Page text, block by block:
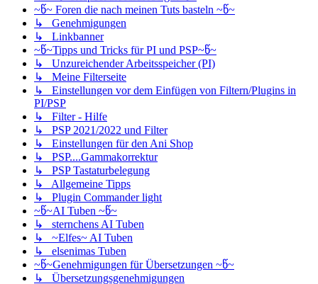
~წ~ Foren die nach meinen Tuts basteln ~წ~
↳ Genehmigungen
↳ Linkbanner
~წ~Tipps und Tricks für PI und PSP~წ~
↳ Unzureichender Arbeitsspeicher (PI)
↳ Meine Filterseite
↳ Einstellungen vor dem Einfügen von Filtern/Plugins in
PI/PSP
↳ Filter - Hilfe
↳ PSP 2021/2022 und Filter
↳ Einstellungen für den Ani Shop
↳ PSP....Gammakorrektur
↳ PSP Tastaturbelegung
↳ Allgemeine Tipps
↳ Plugin Commander light
~წ~AI Tuben ~წ~
↳ sternchens AI Tuben
↳ ~Elfes~ AI Tuben
↳ elsenimas Tuben
~წ~Genehmigungen für Übersetzungen ~წ~
↳ Übersetzungsgenehmigungen